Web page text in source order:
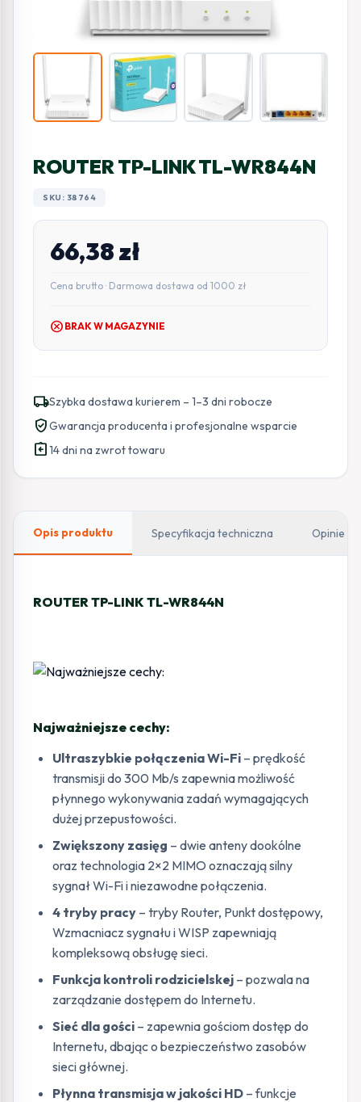
ROUTER TP-LINK TL-WR844N
SKU: 38764
66,38zł
Cena brutto · Darmowa dostawa od 1000 zł
cancel BRAK W MAGAZYNIE
local_shippingSzybka dostawa kurierem – 1–3 dni robocze
verified_userGwarancja producenta i profesjonalne wsparcie
assignment_return14 dni na zwrot towaru
Opis produktu Specyfikacja techniczna Opinie
ROUTER TP-LINK TL-WR844N
Najważniejsze cechy:
Ultraszybkie połączenia Wi-Fi – prędkość
transmisji do 300 Mb/s zapewnia możliwość
płynnego wykonywania zadań wymagających
dużej przepustowości.
Zwiększony zasięg – dwie anteny dookólne
oraz technologia 2×2 MIMO oznaczają silny
sygnał Wi-Fi i niezawodne połączenia.
4 tryby pracy – tryby Router, Punkt dostępowy,
Wzmacniacz sygnału i WISP zapewniają
kompleksową obsługę sieci.
Funkcja kontroli rodzicielskej – pozwala na
zarządzanie dostępem do Internetu.
Sieć dla gości – zapewnia gościom dostęp do
Internetu, dbając o bezpieczeństwo zasobów
sieci głównej.
Płynna transmisja w jakości HD – funkcje